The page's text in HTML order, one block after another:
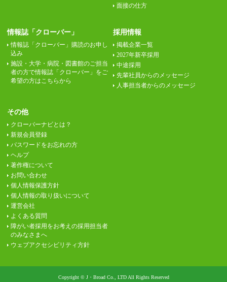
面接の仕方
情報誌「クローバー」
情報誌「クローバー」購読のお申し
込み
施設・大学・病院・図書館のご担当
者の方で情報誌「クローバー」をご
希望の方はこちらから
採用情報
掲載企業一覧
2027年新卒採用
中途採用
先輩社員からのメッセージ
人事担当者からのメッセージ
その他
クローバーナビとは？
新規会員登録
パスワードをお忘れの方
ヘルプ
著作権について
お問い合わせ
個人情報保護方針
個人情報の取り扱いについて
運営会社
よくある質問
障がい者採用をお考えの採用担当者
のみなさまへ
ウェブアクセシビリティ方針
Copyright © J・Broad Co., LTD All Rights Reserved